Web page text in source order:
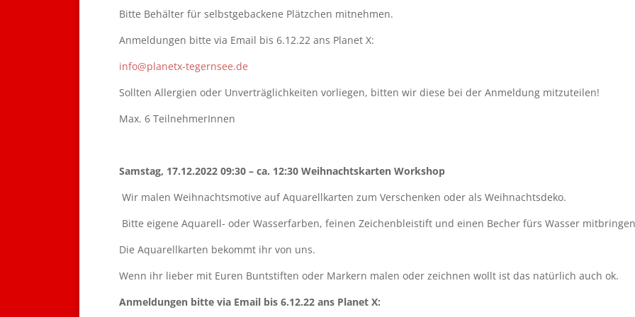
Bitte Behälter für selbstgebackene Plätzchen mitnehmen.
Anmeldungen bitte via Email bis 6.12.22 ans Planet X:
info@planetx-tegernsee.de
Sollten Allergien oder Unverträglichkeiten vorliegen, bitten wir diese bei der Anmeldung mitzuteilen!
Max. 6 TeilnehmerInnen
Samstag, 17.12.2022 09:30 – ca. 12:30 Weihnachtskarten Workshop
Wir malen Weihnachtsmotive auf Aquarellkarten zum Verschenken oder als Weihnachtsdeko.
Bitte eigene Aquarell- oder Wasserfarben, feinen Zeichenbleistift und einen Becher fürs Wasser
Die Aquarellkarten bekommt ihr von uns.
Wenn ihr lieber mit Euren Buntstiften oder Markern malen oder zeichnen wollt ist das natürlich auch ok.
Anmeldungen bitte via Email bis 6.12.22 ans Planet X: